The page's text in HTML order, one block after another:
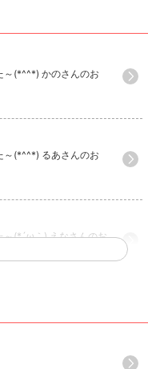
～(*^^*) かのさんのお
～(*^^*) るあさんのお
～(*´ω｀) えなさんのお
(*´ω｀) まひろさんの